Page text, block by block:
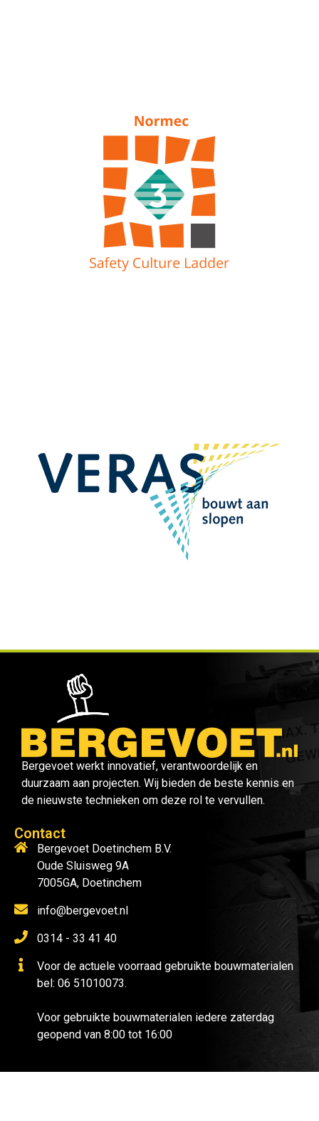
Bergevoet werkt innovatief, verantwoordelijk en
duurzaam aan projecten. Wij bieden de beste kennis en
de nieuwste technieken om deze rol te vervullen.
Contact
Bergevoet Doetinchem B.V.
Oude Sluisweg 9A
7005GA, Doetinchem
info@bergevoet.nl
0314 - 33 41 40
Voor de actuele voorraad gebruikte bouwmaterialen
bel: 06 51010073.
Voor gebruikte bouwmaterialen iedere zaterdag
geopend van 8:00 tot 16:00